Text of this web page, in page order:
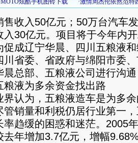
售收入50亿元；50万台汽车
入30亿元。项目将于今年内
辽宁华晨、四川五粮液和
川省委、省政府与绵阳市委
晨总部、五粮液公司进行沟
为多余资金找出路
为，五粮液造车是为多余
量和利税仍居行业第一，
率趋缓的困惑和迷茫。2005
去年增加3.7亿元，增幅